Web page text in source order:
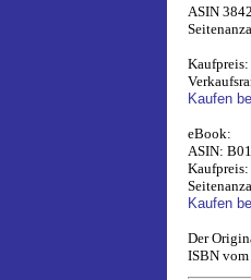
ASIN
Kaufen
eBook:
ASIN:
Kaufen
Der
ISBN